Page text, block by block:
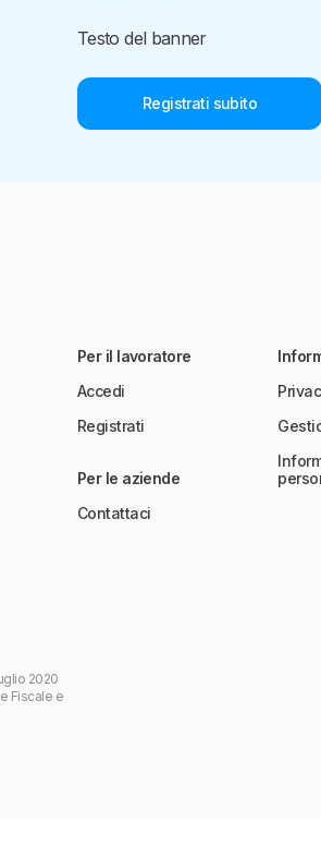
Testo del banner
Registrati subito
Per il lavoratore
Accedi
Registrati
Per le aziende
Contattaci
2020
Fiscale e